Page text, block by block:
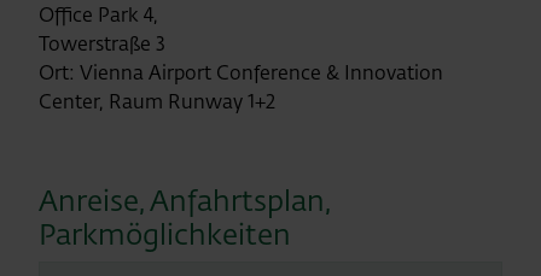
Office Park 4,
Towerstraße 3
Ort: Vienna Airport Conference & Innovation
Center, Raum Runway 1+2
Anreise, Anfahrtsplan,
Parkmöglichkeiten